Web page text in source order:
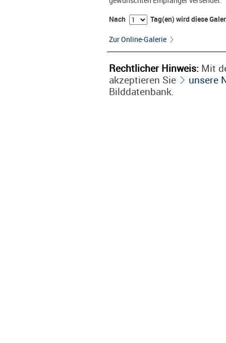
Nach
Tag(en) wird diese
Zur Online-Galerie
Rechtlicher Hinweis: Mit
akzeptieren Sie
unsere
Bilddatenbank.